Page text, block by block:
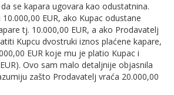
se kapara ugovara kao odustatnina.
EUR, ako Kupac odustane
tj. 10.000,00 EUR, a ako Prodavatelj
Kupcu dvostruki iznos plaćene kapare,
EUR koje mu je platio Kupac i
Ovo sam malo detaljnije objasnila
zašto Prodavatelj vraća 20.000,00